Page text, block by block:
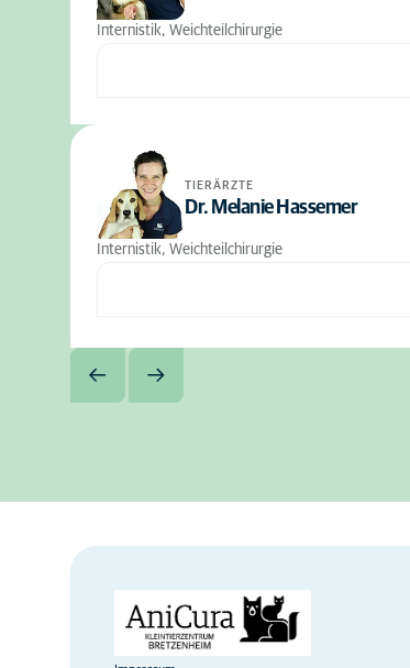
Internistik, Weichteilchirurgie
TIERÄRZTE
Dr. Melanie Hassemer
Internistik, Weichteilchirurgie